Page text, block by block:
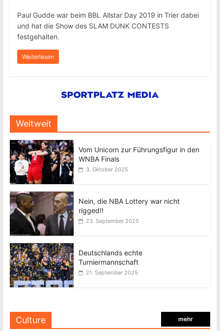
Paul Gudde war beim BBL Allstar Day 2019 in Trier dabei
und hat die Show des SLAM DUNK CONTESTS
festgehalten.
Weiterlesen
Weltweit
Vom Unicorn zur Führungsfigur in den
WNBA Finals
3. Oktober 2025
Nein, die NBA Lottery war nicht
rigged!!
23. September 2025
Deutschlands echte
Turniermannschaft
21. September 2025
Culture mehr